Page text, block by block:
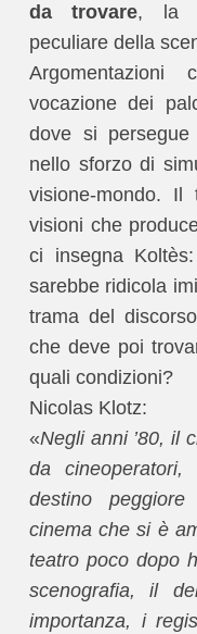
da trovare, la
peculiare della
vocazione dei
dove si
nello sforzo di
visione-mondo. Il
visioni che
ci insegna
sarebbe ridicola
trama del
che deve poi
quali condizioni?
Nicolas Klotz:
«Negli anni ’80, il
da
destino
cinema che si è
teatro poco dopo
scenografia, il
importanza, i